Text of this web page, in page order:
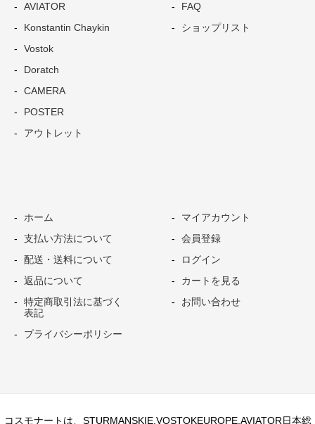
AVIATOR
Konstantin Chaykin
Vostok
Doratch
CAMERA
POSTER
アウトレット
FAQ
ショップリスト
ホーム
支払い方法について
配送・送料について
返品について
特定商取引法に基づく
表記
プライバシーポリシー
マイアカウント
会員登録
ログイン
カートを見る
お問い合わせ
コスモナートは、STURMANSKIE,VOSTOKEUROPE,AVIATOR日本総